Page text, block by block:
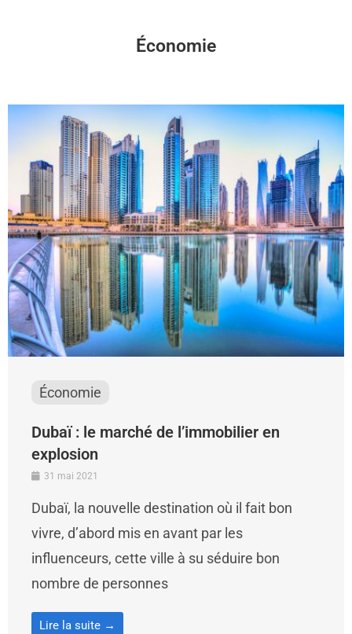
Économie
Économie
Dubaï : le marché de l’immobilier en
explosion
31 mai 2021
Dubaï, la nouvelle destination où il fait bon
vivre, d’abord mis en avant par les
influenceurs, cette ville à su séduire bon
nombre de personnes
Lire la suite →